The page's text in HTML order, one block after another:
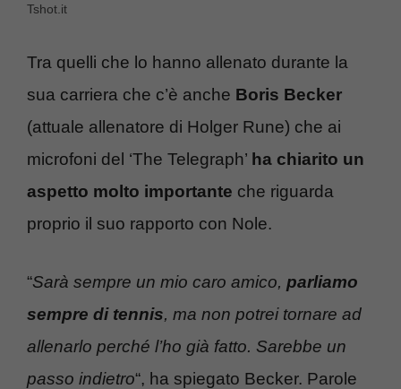
Tshot.it
Tra quelli che lo hanno allenato durante la
sua carriera che c’è anche Boris Becker
(attuale allenatore di Holger Rune) che ai
microfoni del ‘The Telegraph’ ha chiarito un
aspetto molto importante che riguarda
proprio il suo rapporto con Nole.
“Sarà sempre un mio caro amico, parliamo
sempre di tennis, ma non potrei tornare ad
allenarlo perché l’ho già fatto. Sarebbe un
passo indietro“, ha spiegato Becker. Parole